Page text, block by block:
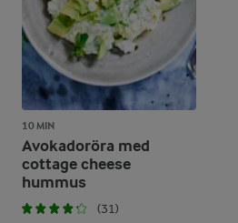
10 MIN
Avokadoröra med
cottage cheese
hummus
(31)